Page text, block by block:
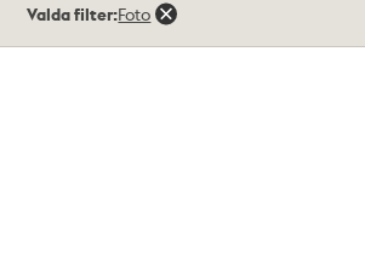
träffar
Valda filter:Foto